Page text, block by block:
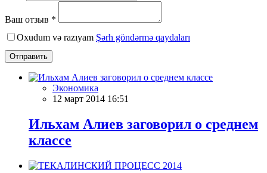
Ваш отзыв *
Oxudum və razıyam Şərh göndərmə qaydaları
Отправить
Экономика
12 март 2014 16:51
Ильхам Алиев заговорил о среднем
классе